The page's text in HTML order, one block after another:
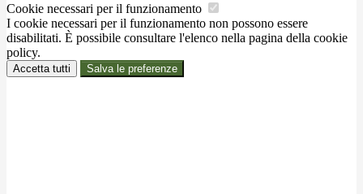
Cookie necessari per il funzionamento
I cookie necessari per il funzionamento non possono essere
disabilitati. È possibile consultare l'elenco nella pagina della cookie
policy.
Accetta tutti Salva le preferenze